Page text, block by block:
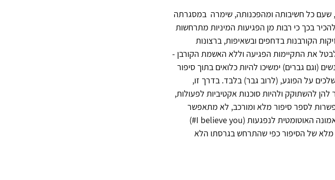
, שעם כל חשיבותה ומהפכנותה, שימרה במסגרתה
בכך כי רבות מן הפגיעות המיניות מתרחשות
הקורבנות בדחפים ובשאיפות, ברצונות
את התקיימות הפגיעה וללא האשמת הקורבן -
(וגם גברים) ימשיכו להיות כלואים בתוך סיפור
על הפוגע, (לרוב גבר) בלבד. בדרך זו,
להשתוקק ולהיות סוכנות אקטיביות לפעולות,
לספר סיפור מלא ומורכב, לא מתאפשר
האוטומטית לנפגעות (#I believe you
)
מלא של הסיפור כפי שהתרחש בגרסתו הלא